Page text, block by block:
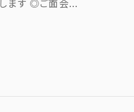
ます ◎ご面会...